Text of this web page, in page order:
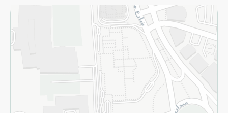
الاسترجاع
سياسة الاستخدام
سياسة الخصوصية
قم بالتسجيل للنشرة